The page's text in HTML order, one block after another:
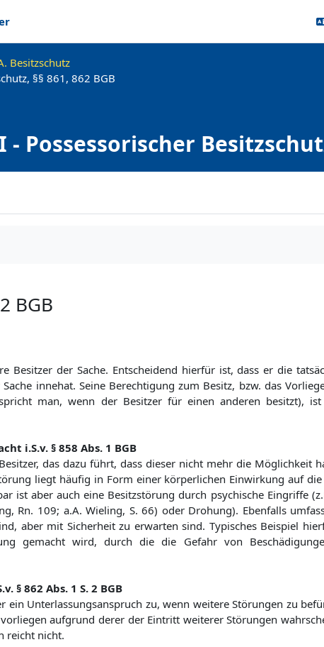
Besitzschutz
§§ 861, 862 BGB
Possessorischer
BGB
Besitzer der Sache. Entscheidend hierfür ist, dass er die
innehat. Seine Berechtigung zum Besitz, bzw. das
man, wenn der Besitzer für einen anderen besitzt), ist
i.S.v. § 858 Abs. 1 BGB
das dazu führt, dass dieser nicht mehr die Möglichkeit
liegt häufig in Form einer körperlichen Einwirkung auf die
ist aber auch eine Besitzstörung durch psychische Eingriffe
Rn. 109; a.A. Wieling, S. 66) oder Drohung). Ebenfalls
aber mit Sicherheit zu erwarten sind. Typisches Beispiel
gemacht wird, durch die die Gefahr von
§ 862 Abs. 1 S. 2 BGB
ein Unterlassungsanspruch zu, wenn weitere Störungen zu
aufgrund derer der Eintritt weiterer Störungen
reicht nicht.